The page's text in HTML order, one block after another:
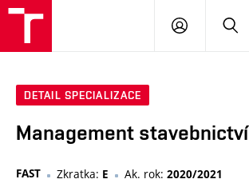
PŘIHLÁSIT
DETAIL SPECIALIZACE
Management stavebnictví
FAST Zkratka: E Ak. rok: 2020/2021